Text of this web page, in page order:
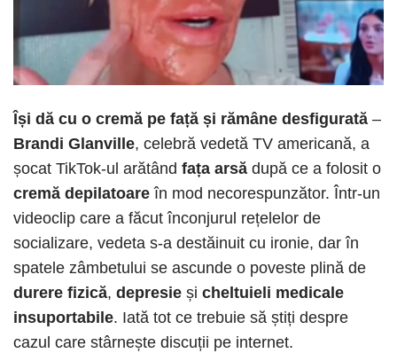
Își dă cu o cremă pe față și rămâne desfigurată –
Brandi Glanville, celebră vedetă TV americană, a
șocat TikTok-ul arătând fața arsă după ce a folosit o
cremă depilatoare în mod necorespunzător. Într-un
videoclip care a făcut înconjurul rețelelor de
socializare, vedeta s-a destăinuit cu ironie, dar în
spatele zâmbetului se ascunde o poveste plină de
durere fizică, depresie și cheltuieli medicale
insuportabile. Iată tot ce trebuie să știți despre
cazul care stârnește discuții pe internet.